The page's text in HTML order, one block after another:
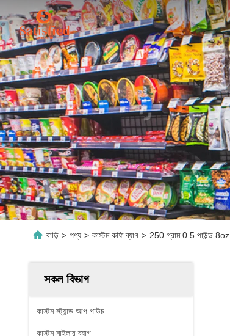
বাড়ি > পণ্য > কাস্টম কফি ব্যাগ > 250 গ্রাম 0.5 পাউন্ড 8oz
সকল বিভাগ
কাস্টম স্ট্যান্ড আপ পাউচ
কাস্টম মাইলার ব্যাগ